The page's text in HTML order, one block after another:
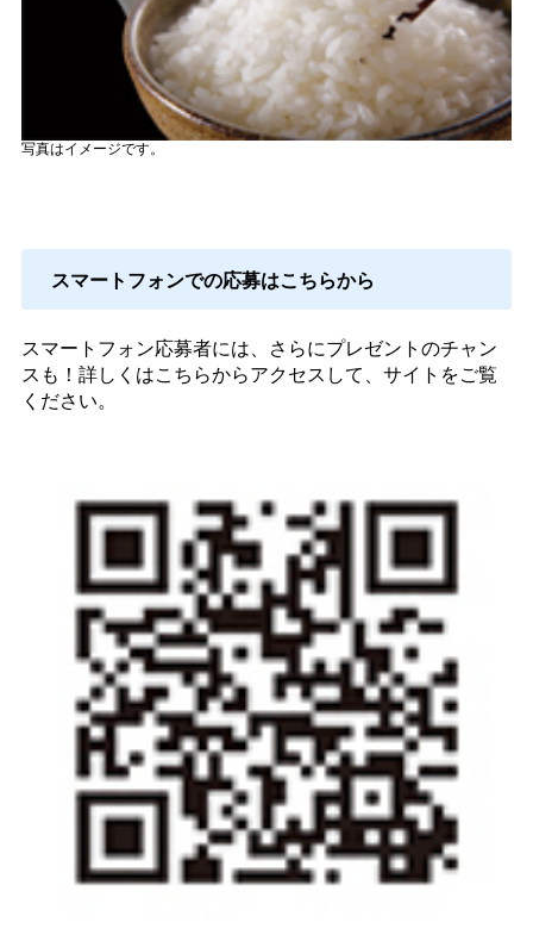
写真はイメージです。
スマートフォンでの応募はこちらから
スマートフォン応募者には、さらにプレゼントのチャン
スも！詳しくはこちらからアクセスして、サイトをご覧
ください。